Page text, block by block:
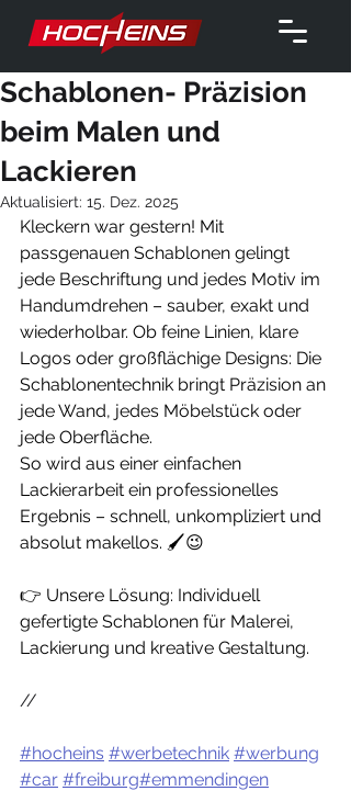
Schablonen- Präzision
beim Malen und
Lackieren
Aktualisiert: 15. Dez. 2025
Kleckern war gestern! Mit
passgenauen Schablonen gelingt
jede Beschriftung und jedes Motiv im
Handumdrehen – sauber, exakt und
wiederholbar. Ob feine Linien, klare
Logos oder großflächige Designs: Die
Schablonentechnik bringt Präzision an
jede Wand, jedes Möbelstück oder
jede Oberfläche.
So wird aus einer einfachen
Lackierarbeit ein professionelles
Ergebnis – schnell, unkompliziert und
absolut makellos. 🖌️😉
👉 Unsere Lösung: Individuell
gefertigte Schablonen für Malerei,
Lackierung und kreative Gestaltung.
//
#hocheins #werbetechnik #werbung
#car #freiburg#emmendingen